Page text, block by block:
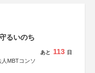
るいのち
MBTコンソ
あと 113 日